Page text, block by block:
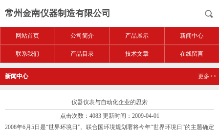
常州金南仪器制造有限公司
网站首页 公司简介 产品展示 新闻中心
联系我们 产品目录 技术文章 在线留言
新闻中心 更多>>
仪器仪表与自动化企业的思索
点击次数：4083 更新时间：2009-04-01
2008年6月5日是“世界环境日”。联合国环境规划署将今年“世界环境日”的主题确定